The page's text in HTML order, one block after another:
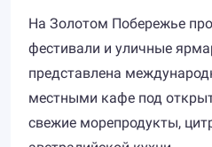
На Золотом Побережье
фестивали и уличные
представлена
местными кафе под
свежие морепродукты,